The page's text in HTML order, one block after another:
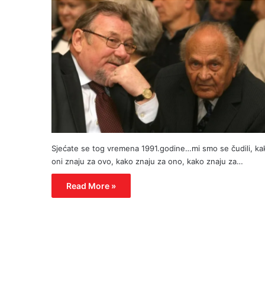
Sjećate se tog vremena 1991.godine…mi smo se čudili,
oni znaju za ovo, kako znaju za ono, kako znaju za…
Read More »